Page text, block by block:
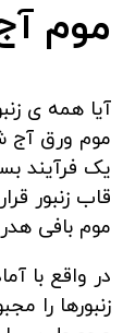
موم
آیا همه ی
موم ورق آج
یک فرآیند
قاب زنبور
موم بافی
زنبورها را